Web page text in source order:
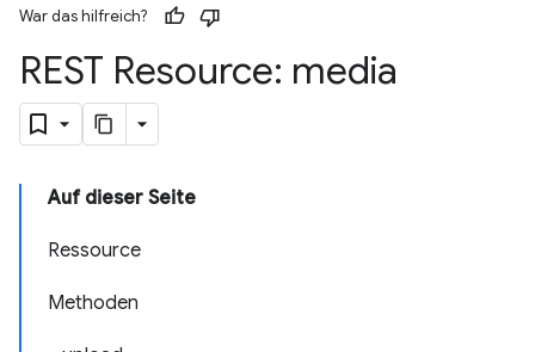
War das hilfreich?
REST Resource: media
Auf dieser Seite
Ressource
Methoden